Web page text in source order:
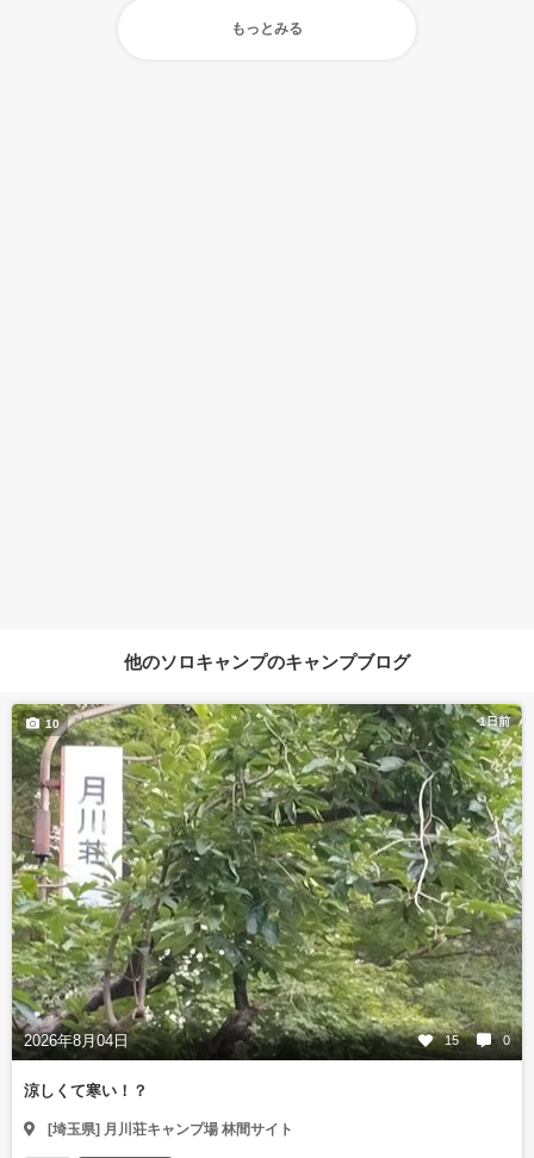
もっとみる
他のソロキャンプのキャンプブログ
1日前
2026年8月04日 15 0
10
涼しくて寒い！？
[埼玉県] 月川荘キャンプ場 林間サイト